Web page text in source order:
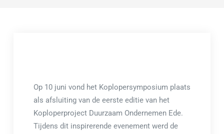
Op 10 juni vond het Koplopersymposium plaats
als afsluiting van de eerste editie van het
Koploperproject Duurzaam Ondernemen Ede.
Tijdens dit inspirerende evenement werd de